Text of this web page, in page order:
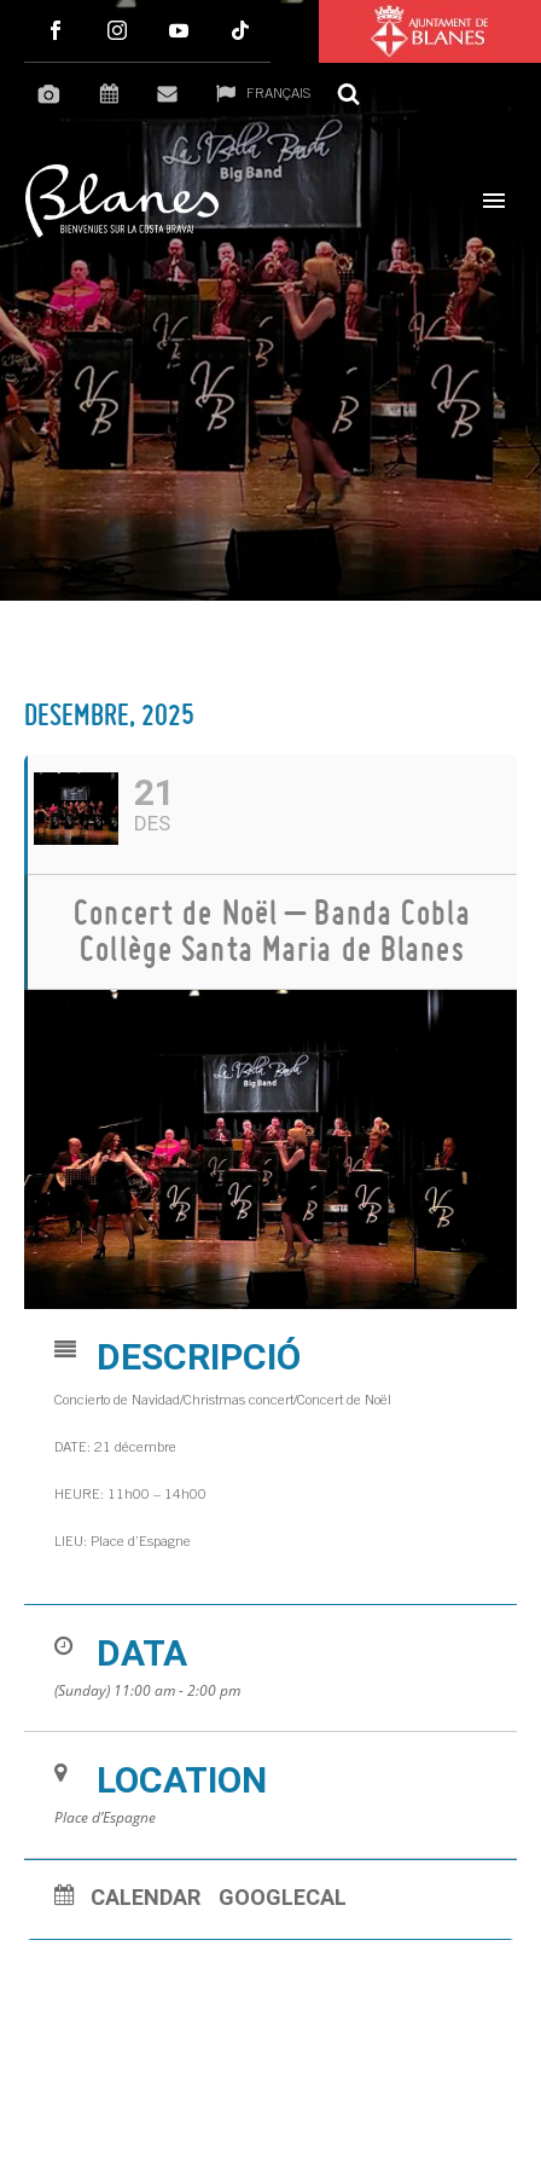
FRANÇAIS
DESEMBRE, 2025
21
DES
Concert de Noël – Banda Cobla
Collège Santa Maria de Blanes
DESCRIPCIÓ
Concierto de Navidad/Christmas concert/Concert de Noël
DATE: 21 décembre
HEURE: 11h00 – 14h00
LIEU: Place d’Espagne
DATA
(Sunday) 11:00 am - 2:00 pm
LOCATION
Place d’Espagne
CALENDAR GOOGLECAL